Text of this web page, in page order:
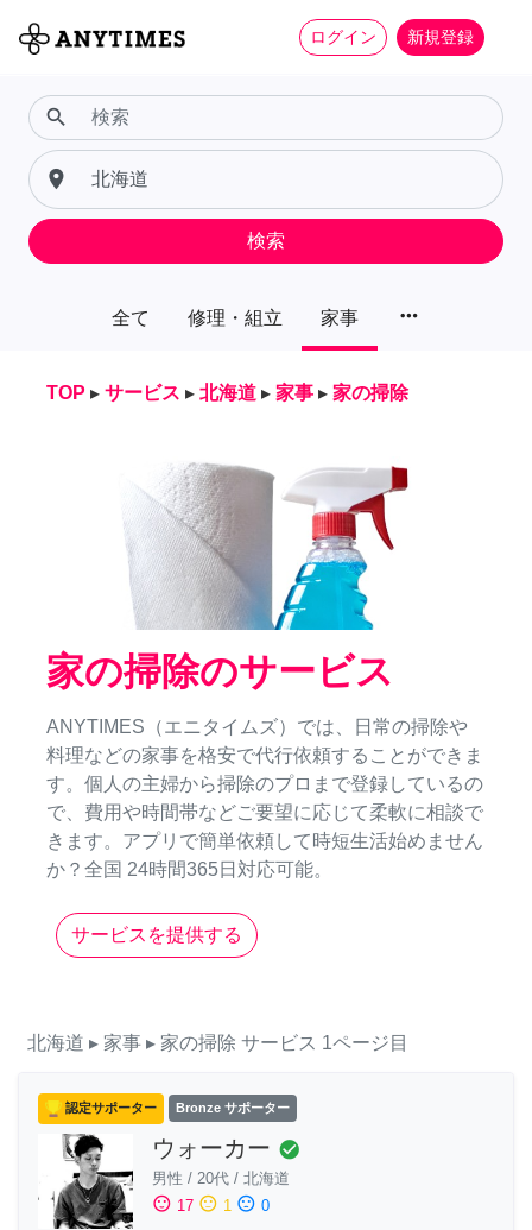
ログイン 新規登録
全て 修理・組立 家事 more_horiz
search
place
検索
TOP ▸ サービス ▸ 北海道 ▸ 家事 ▸ 家の掃除
家の掃除のサービス
ANYTIMES（エニタイムズ）では、日常の掃除や
料理などの家事を格安で代行依頼することができま
す。個人の主婦から掃除のプロまで登録しているの
で、費用や時間帯などご要望に応じて柔軟に相談で
きます。アプリで簡単依頼して時短生活始めません
か？全国 24時間365日対応可能。
サービスを提供する
北海道 ▸ 家事 ▸ 家の掃除 サービス 1ページ目
認定サポーター Bronze サポーター
ウォーカー check_circle
男性 / 20代 / 北海道
sentiment_satisfied 17 sentiment_neutral 1 sentiment_dissatisfied 0